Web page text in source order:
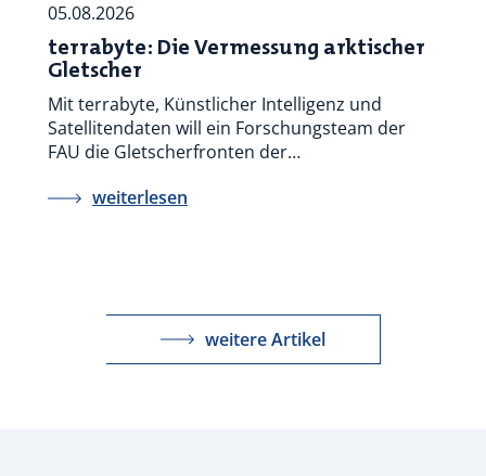
05.08.2026
terrabyte: Die Vermessung arktischer
Gletscher
Mit terrabyte, Künstlicher Intelligenz und
Satellitendaten will ein Forschungsteam der
FAU die Gletscherfronten der…
weiterlesen
weitere Artikel